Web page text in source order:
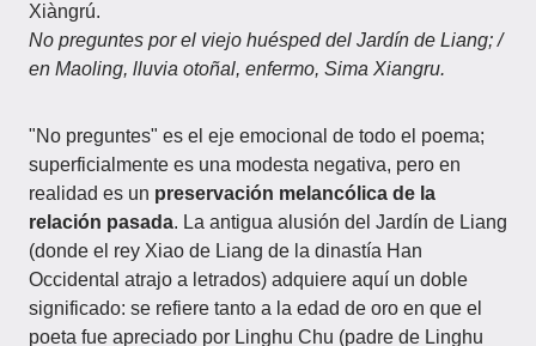
Xiàngrú.
No preguntes por el viejo huésped del Jardín de Liang; /
en Maoling, lluvia otoñal, enfermo, Sima Xiangru.
"No preguntes" es el eje emocional de todo el poema;
superficialmente es una modesta negativa, pero en
realidad es un preservación melancólica de la
relación pasada. La antigua alusión del Jardín de Liang
(donde el rey Xiao de Liang de la dinastía Han
Occidental atrajo a letrados) adquiere aquí un doble
significado: se refiere tanto a la edad de oro en que el
poeta fue apreciado por Linghu Chu (padre de Linghu